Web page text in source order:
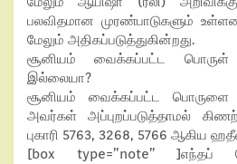
பலவிதமான முரண்பாடுகளும்
மேலும் அதிகப்படுத்துகின்றது.
சூனியம் வைக்கப்பட்ட பொருள்
இல்லையா?
சூனியம் வைக்கப்பட்ட
அவர்கள் அப்புறப்படுத்தாமல்
புகாரி 5763, 3268, 5766 ஆகிய
[box type=”note” ]எந்தப்